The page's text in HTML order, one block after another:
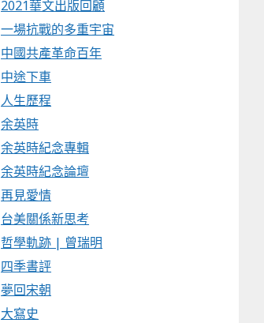
2021華文出版回顧
一場抗戰的多重宇宙
中國共產革命百年
中途下車
人生歷程
余英時
余英時紀念專輯
余英時紀念論壇
再見愛情
台美關係新思考
哲學軌跡 | 曾瑞明
四季書評
夢回宋朝
大寫史